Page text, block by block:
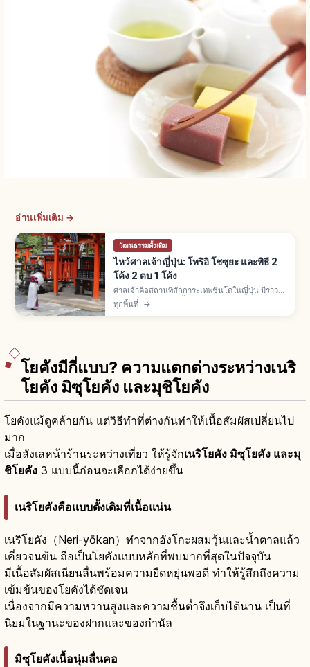
อ่านเพิ่มเติม →
วัฒนธรรมดั้งเดิม
ไหว้ศาลเจ้าญี่ปุ่น: โทริอิ โชซุยะ และพิธี 2
โค้ง 2 ตบ 1 โค้ง
ศาลเจ้าคือสถานที่สักการะเทพชินโตในญี่ปุ่น มีราว
80,000 แห่ง พิธี 3 ขั้น: ลอดโทริอิ ล้างมือโชซุยะ
สักการะไฮเด็นด้วย 2 โค้ง 2 ตบมือ 1 โค้ง โอมาโมริ
ทุกพื้นที่ →
โยคังมีกี่แบบ? ความแตกต่างระหว่างเนริ
โยคัง มิซุโยคัง และมุชิโยคัง
โยคังแม้ดูคล้ายกัน แต่วิธีทำที่ต่างกันทำให้เนื้อสัมผัสเปลี่ยนไป
มาก
เมื่อลังเลหน้าร้านระหว่างเที่ยว ให้รู้จักเนริโยคัง มิซุโยคัง และมุ
ชิโยคัง 3 แบบนี้ก่อนจะเลือกได้ง่ายขึ้น
เนริโยคังคือแบบดั้งเดิมที่เนื้อแน่น
เนริโยคัง（Neri-yōkan）ทำจากอังโกะผสมวุ้นและน้ำตาลแล้ว
เคี่ยวจนข้น ถือเป็นโยคังแบบหลักที่พบมากที่สุดในปัจจุบัน
มีเนื้อสัมผัสเนียนลื่นพร้อมความยืดหยุ่นพอดี ทำให้รู้สึกถึงความ
เข้มข้นของโยคังได้ชัดเจน
เนื่องจากมีความหวานสูงและความชื้นต่ำจึงเก็บได้นาน เป็นที่
นิยมในฐานะของฝากและของกำนัล
มิซุโยคังเนื้อนุ่มลื่นคอ